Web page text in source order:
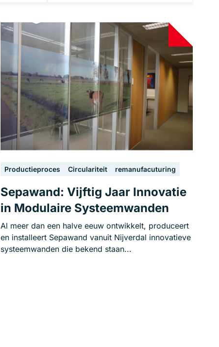
Productieproces Circulariteit remanufacuturing
Sepawand: Vijftig Jaar Innovatie
in Modulaire Systeemwanden
Al meer dan een halve eeuw ontwikkelt, produceert
en installeert Sepawand vanuit Nijverdal innovatieve
systeemwanden die bekend staan...